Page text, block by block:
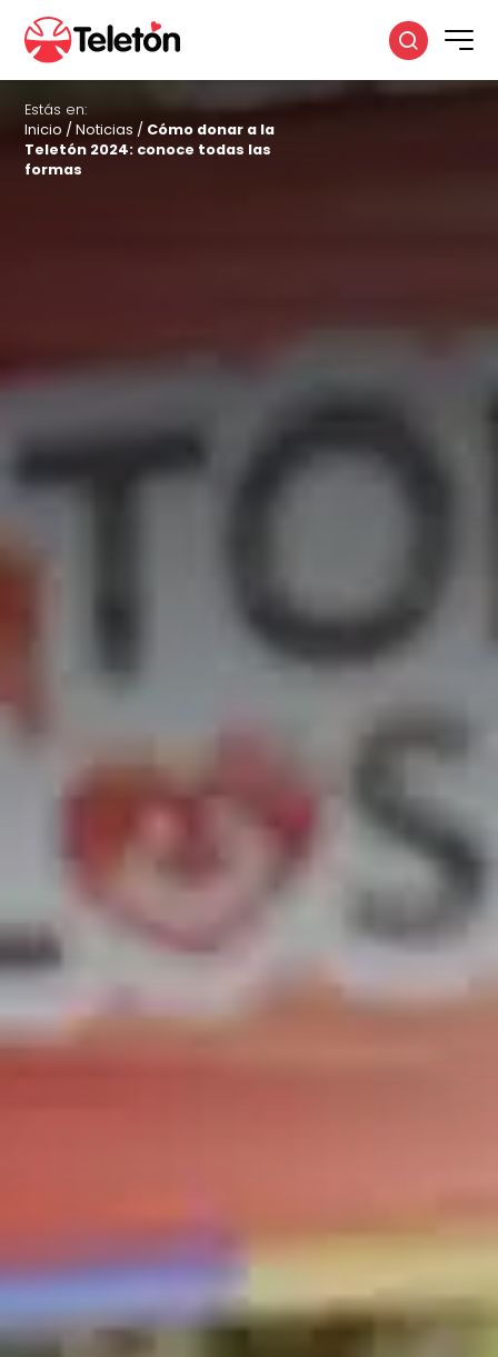
Estás en:
Inicio /Noticias / Cómo donar a la
Teletón 2024: conoce todas las
formas